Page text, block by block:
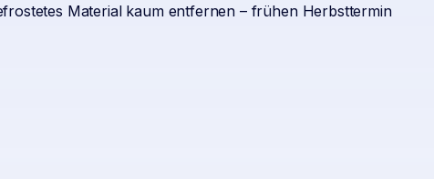
Material kaum entfernen – frühen Herbsttermin